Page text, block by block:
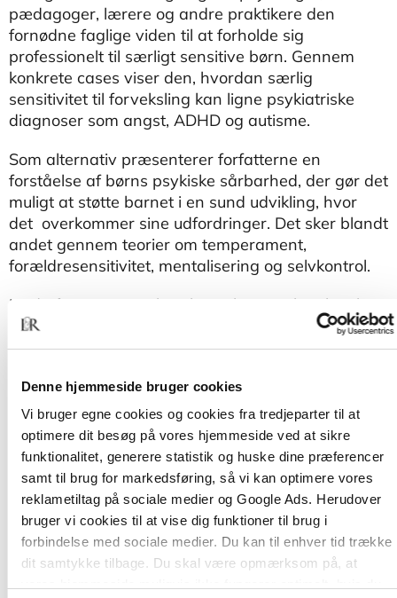
Denne hjemmeside bruger cookies
Vi bruger egne cookies og cookies fra tredjeparter til at
optimere dit besøg på vores hjemmeside ved at sikre
funktionalitet, generere statistik og huske dine præferencer
samt til brug for markedsføring, så vi kan optimere vores
reklametiltag på sociale medier og Google Ads. Herudover
bruger vi cookies til at vise dig funktioner til brug i
forbindelse med sociale medier. Du kan til enhver tid trække
dit samtykke tilbage. Du skal være opmærksom på, at
pædagoger, lærere og andre praktikere den
fornødne faglige viden til at forholde sig
professionelt til særligt sensitive børn. Gennem
konkrete cases viser den, hvordan særlig
sensitivitet til forveksling kan ligne psykiatriske
diagnoser som angst, ADHD og autisme.
Som alternativ præsenterer forfatterne en
forståelse af børns psykiske sårbarhed, der gør det
muligt at støtte barnet i en sund udvikling, hvor
det overkommer sine udfordringer. Det sker blandt
andet gennem teorier om temperament,
forældresensitivitet, mentalisering og selvkontrol.
Med afsæt i et populært begreb og en højaktuel
problemstilling giver forfatterne desuden en let
tilgængelig indføring i krav til pålidelig forskning og
pædagogiske og psykologiske uddannelser.